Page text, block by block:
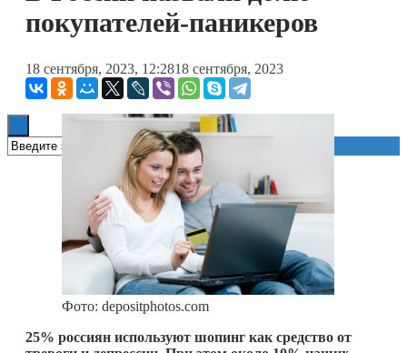
Книги
покупателей-паникеров
18 сентября, 2023, 12:2818 сентября, 2023
Фото: depositphotos.com
25% россиян используют шопинг как средство от